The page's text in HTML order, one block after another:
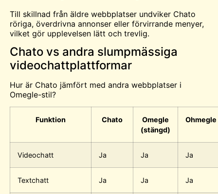
Till skillnad från äldre webbplatser undviker Chato
röriga, överdrivna annonser eller förvirrande menyer,
vilket gör upplevelsen lätt och trevlig.
Chato vs andra slumpmässiga
videochattplattformar
Hur är Chato jämfört med andra webbplatser i
Omegle-stil?
Funktion Chato
Omegle
(stängd)
Ohmegle
Videochatt Ja Ja Ja
Textchatt Ja Ja Ja